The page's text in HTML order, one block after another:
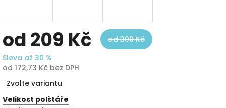
od209 Kč
od 300 Kč
Sleva až 30 %
od 172,73 Kč bez DPH
cena:
Zvolte variantu
Velikost polštáře